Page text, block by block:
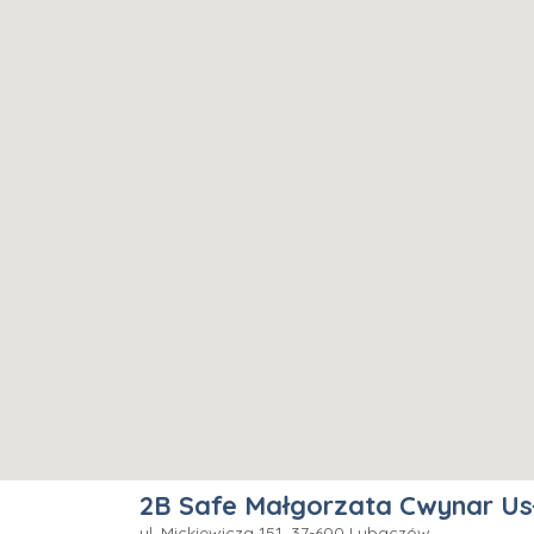
2B Safe Małgorzata Cwynar